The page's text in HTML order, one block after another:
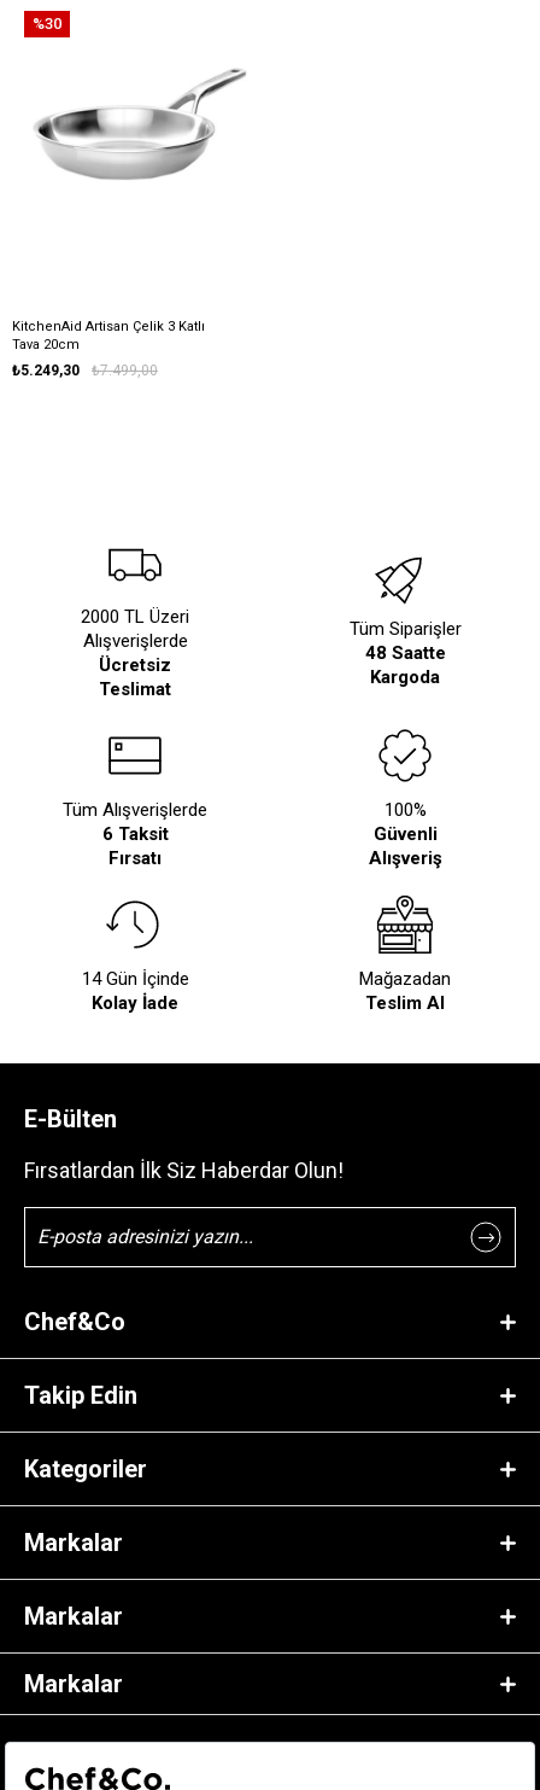
KitchenAid Artisan Çelik 3 Katlı
Tava 20cm
₺5.249,30 ₺7.499,00
%30
2000 TL Üzeri
Alışverişlerde
Ücretsiz
Teslimat
Tüm Siparişler
48 Saatte
Kargoda
Tüm Alışverişlerde
6 Taksit
Fırsatı
100%
Güvenli
Alışveriş
14 Gün İçinde
Kolay İade
Mağazadan
Teslim Al
E-Bülten
Fırsatlardan İlk Siz Haberdar Olun!
Chef&Co
Takip Edin
Kategoriler
Markalar
Markalar
Markalar